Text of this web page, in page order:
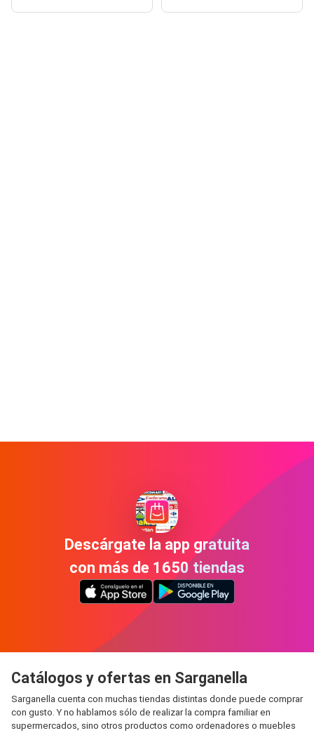
Descárgate la app gratuita
con más de 1650 tiendas
Catálogos y ofertas en Sarganella
Sarganella cuenta con muchas tiendas distintas donde puede comprar
con gusto. Y no hablamos sólo de realizar la compra familiar en
supermercados, sino otros productos como ordenadores o muebles